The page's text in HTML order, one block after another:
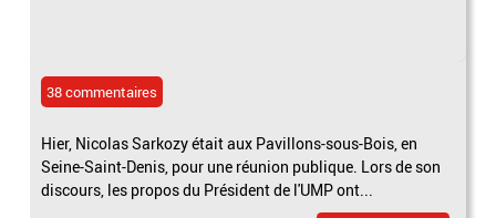
38 commentaires
Hier, Nicolas Sarkozy était aux Pavillons-sous-Bois, en
Seine-Saint-Denis, pour une réunion publique. Lors de son
discours, les propos du Président de l'UMP ont...